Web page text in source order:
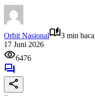
Orbit Nasional
3 min baca
17 Juni 2026
6476